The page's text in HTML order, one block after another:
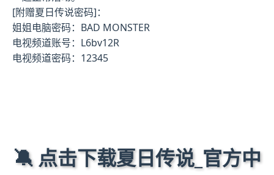
[附赠夏日传说密码]：
姐姐电脑密码：BAD MONSTER
电视频道账号：L6bv12R
电视频道密码：12345
🔕 点击下载夏日传说_官方中